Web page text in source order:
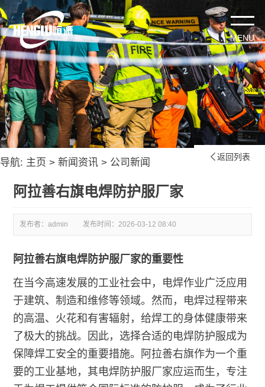
导航: 主页 > 新闻资讯 > 公司新闻  返回列表
阿拉善右旗电焊防护服厂家
发布者：admin 发布时间：2026-03-12 08:40
阿拉善右旗电焊防护服厂家的重要性
在当今高速发展的工业社会中，电焊作业广泛应用
于建筑、制造和维修等领域。然而，电焊过程带来
的高温、火花和有害辐射，给焊工的身体健康带来
了极大的挑战。因此，选择合适的电焊防护服成为
保障焊工安全的重要措施。阿拉善右旗作为一个重
要的工业基地，其电焊防护服厂家应运而生，专注